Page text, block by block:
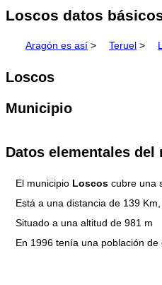
Loscos datos
Aragón es así > Teruel >
Loscos
Municipio
Datos elementales
El municipio Loscos cubre una
Está a una distancia de 139
Situado a una altitud de 981 m
En 1996 tenía una población